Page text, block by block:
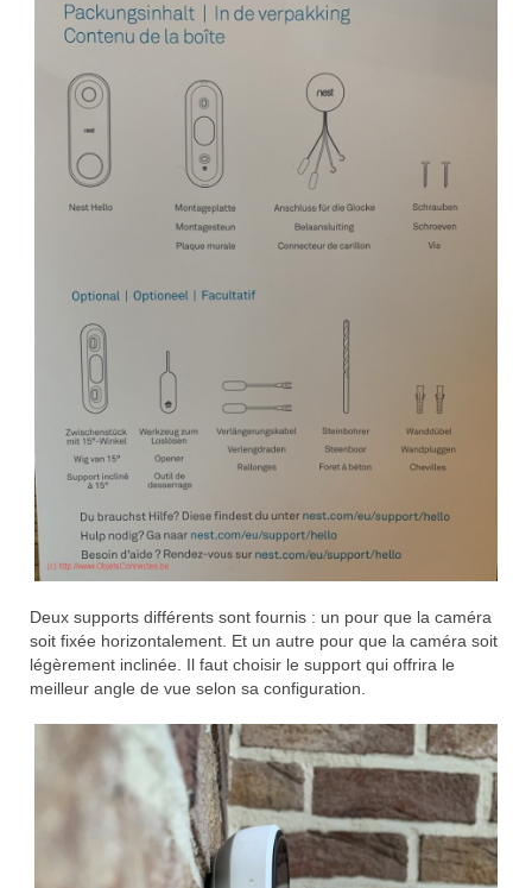
Deux supports différents sont fournis : un pour que la caméra
soit fixée horizontalement. Et un autre pour que la caméra soit
légèrement inclinée. Il faut choisir le support qui offrira le
meilleur angle de vue selon sa configuration.